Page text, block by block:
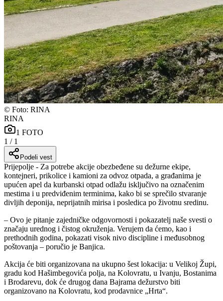
© Foto: RINA
RINA
1 FOTO
1 / 1
Podeli vest
Prijepolje - Za potrebe akcije obezbeđene su dežurne ekipe,
kontejneri, prikolice i kamioni za odvoz otpada, a građanima je
upućen apel da kurbanski otpad odlažu isključivo na označenim
mestima i u predviđenim terminima, kako bi se sprečilo stvaranje
divljih deponija, neprijatnih mirisa i posledica po životnu sredinu.
– Ovo je pitanje zajedničke odgovornosti i pokazatelj naše svesti o
značaju urednog i čistog okruženja. Verujem da ćemo, kao i
prethodnih godina, pokazati visok nivo discipline i međusobnog
poštovanja – poručio je Banjica.
Akcija će biti organizovana na ukupno šest lokacija: u Velikoj Župi,
gradu kod Hašimbegovića polja, na Kolovratu, u Ivanju, Bostanima
i Brodarevu, dok će drugog dana Bajrama dežurstvo biti
organizovano na Kolovratu, kod prodavnice „Hrta“.